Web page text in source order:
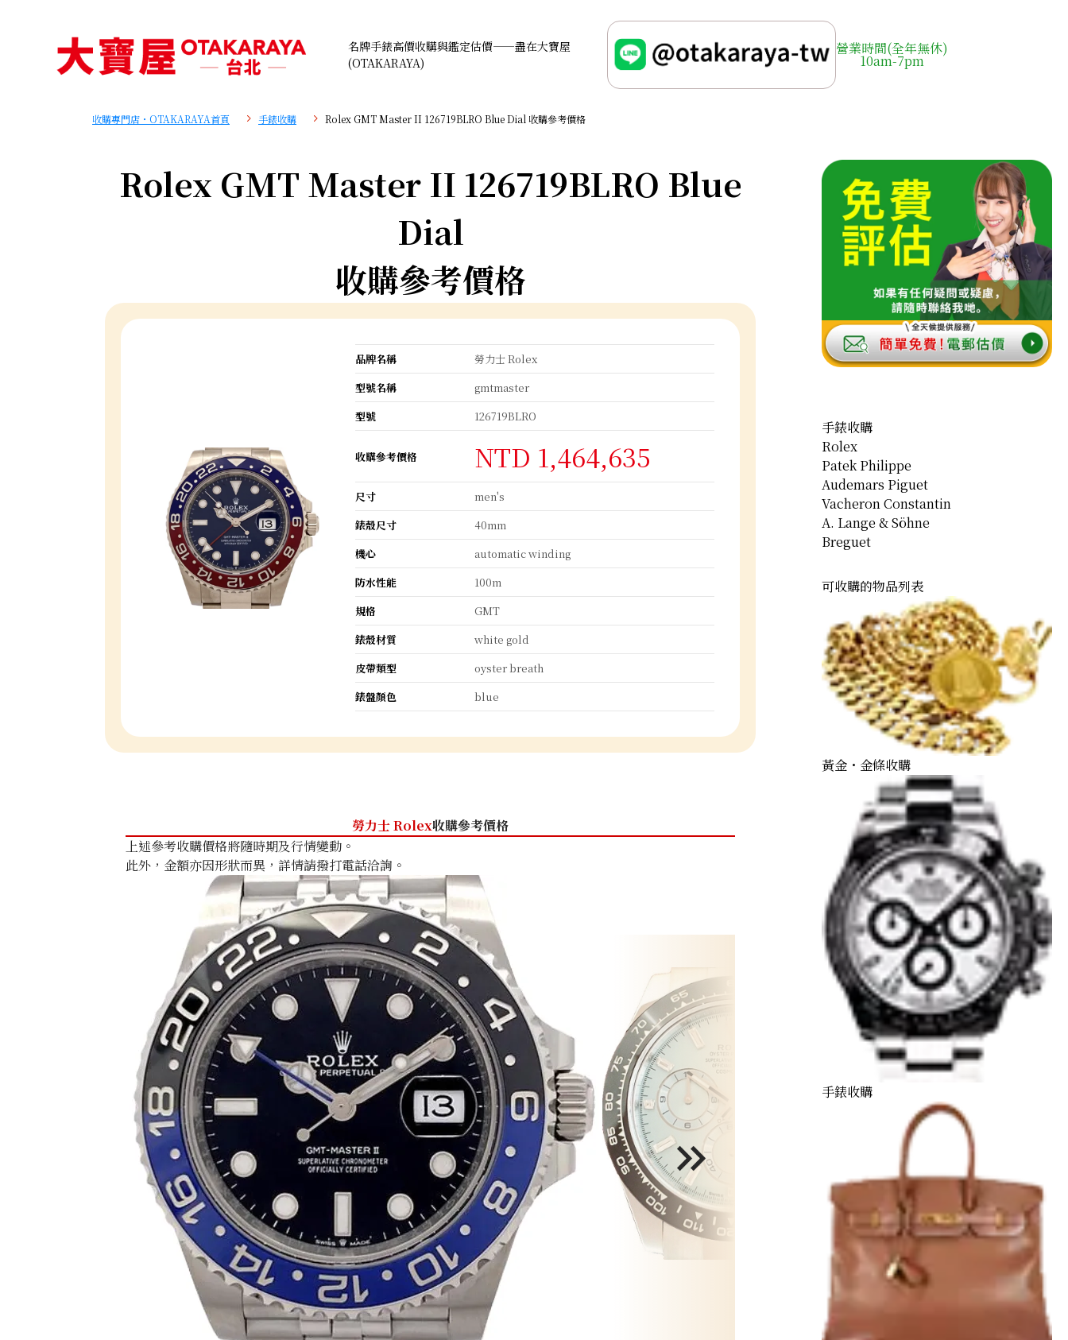
名牌手錶高價收購與鑑定估價——盡在大寶屋
(OTAKARAYA)
營業時間(全年無休)
10am-7pm
收購專門店・OTAKARAYA首頁 手錶收購 Rolex GMT Master II 126719BLRO Blue Dial 收購參考價格
Rolex GMT Master II 126719BLRO Blue
Dial
收購參考價格
品牌名稱
勞力士 Rolex
型號名稱
gmtmaster
型號
126719BLRO
收購參考價格 NTD 1,464,635
尺寸
men's
錶殼尺寸
40mm
機心
automatic winding
防水性能
100m
規格
GMT
錶殼材質
white gold
皮帶類型
oyster breath
錶盤顏色
blue
勞力士 Rolex收購參考價格
上述參考收購價格將隨時期及行情變動。
此外，金額亦因形狀而異，詳情請撥打電話洽詢。
手錶收購
Rolex
Patek Philippe
Audemars Piguet
Vacheron Constantin
A. Lange & Söhne
Breguet
可收購的物品列表
黃金・金條收購
手錶收購